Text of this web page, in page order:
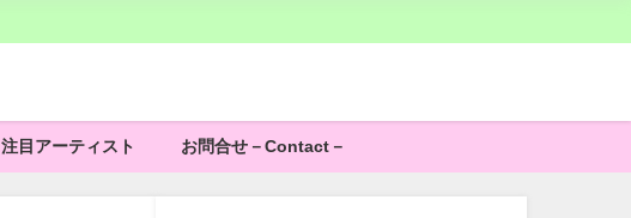
注目アーティスト お問合せ－Contact－